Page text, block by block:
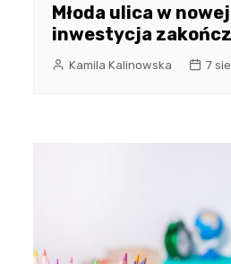
Młoda ulica w
inwestycja
Kamila Kalinowska 7